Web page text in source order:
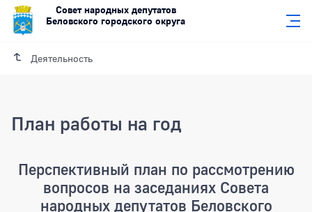
Совет народных депутатов
Беловского городского округа
Деятельность
План работы на год
Перспективный план по рассмотрению
вопросов на заседаниях Совета
народных депутатов Беловского